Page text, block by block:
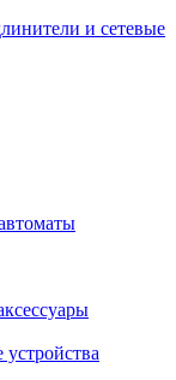
и сетевые